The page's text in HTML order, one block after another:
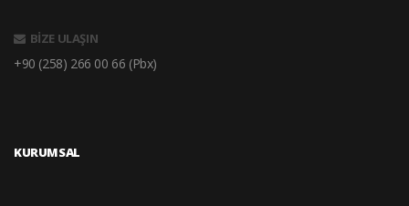
BİZE ULAŞIN
+90 (258) 266 00 66 (Pbx)
KURUMSAL